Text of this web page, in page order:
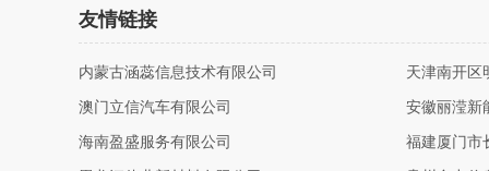
友情链接
内蒙古涵蕊信息技术有限公司 天津南开区
澳门立信汽车有限公司 安徽丽滢新
海南盈盛服务有限公司 福建厦门市